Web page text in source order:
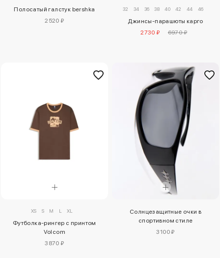
Полосатый галстук bershka
2520 ₽
32 34 36 38 40 42 44 46
Джинсы-парашюты карго
2730 ₽
6970 ₽
XS S M L XL
Футболка-рингер с принтом
Volcom
3870 ₽
Солнцезащитные очки в
спортивном стиле
3100 ₽